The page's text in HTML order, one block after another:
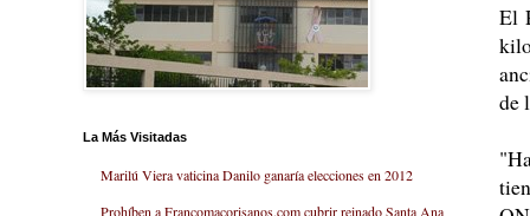
El
de
La Más Visitadas
Marilú Viera vaticina Danilo ganaría elecciones en 2012
Prohíben a Francomacorisanos.com cubrir reinado Santa Ana